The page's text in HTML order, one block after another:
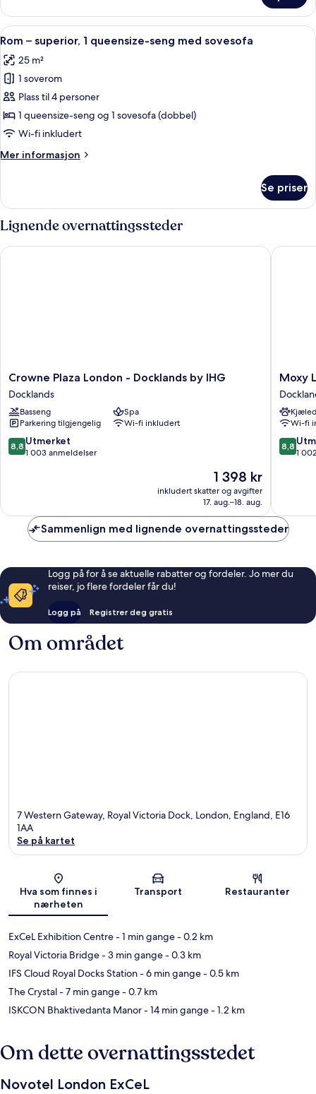
tilgjengelighetstilpasset
1
queensize-
seng,
tilgjengelighetstilpasset
Åpne
alle
bildene
av
Rom
–
superior,
queensize-
sovesofa
Rom – superior, 1 queensize-seng
6
Rom – superior, 1 queensize-seng med sovesofa
25 m²
1 soverom
Plass til 4 personer
1 queensize-seng og 1 sovesofa (dobbel)
Wi-fi inkludert
Mer informasjon
Mer
–
1
seng
Se priser
Lignende overnattingssteder
Crowne
Plaza
London
-
Docklands
by
IHG
Crowne Plaza London - Docklands by IHG
Docklands
Basseng
Spa
Parkering tilgjengelig
Wi-fi inkludert
8.8
av
8,8 Utmerket
1 003 anmeldelser
Prisen
er
1 398 kr
1 398 kr
inkludert skatter og avgifter
17. aug.–18. aug.
Crowne Plaza London - Docklands by IHG
Moxy
London
Excel
Moxy
Wi-fi
8.8
av
8,8
1
Moxy
Sammenlign med lignende overnattingssteder
Logg på for å se aktuelle rabatter og fordeler. Jo mer du
reiser, jo flere fordeler får du!
Logg på Registrer deg gratis
Om området
7 Western Gateway, Royal Victoria Dock, London, England, E16
1AA
Se på kartet
Hva som finnes i
nærheten
Transport Restauranter
ExCeL Exhibition Centre- 1 min gange- 0.2 km
Royal Victoria Bridge- 3 min gange- 0.3 km
IFS Cloud Royal Docks Station- 6 min gange- 0.5 km
The Crystal- 7 min gange- 0.7 km
ISKCON Bhaktivedanta Manor- 14 min gange- 1.2 km
Om dette overnattingsstedet
Novotel London ExCeL